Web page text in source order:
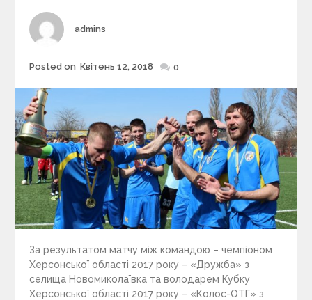
e
s
Author
admins
Posted
Posted on Квітень 12, 2018 0
За результатом матчу між командою – чемпіоном
Херсонської області 2017 року – «Дружба» з
селища Новомиколаївка та володарем Кубку
Херсонської області 2017 року – «Колос-ОТГ» з